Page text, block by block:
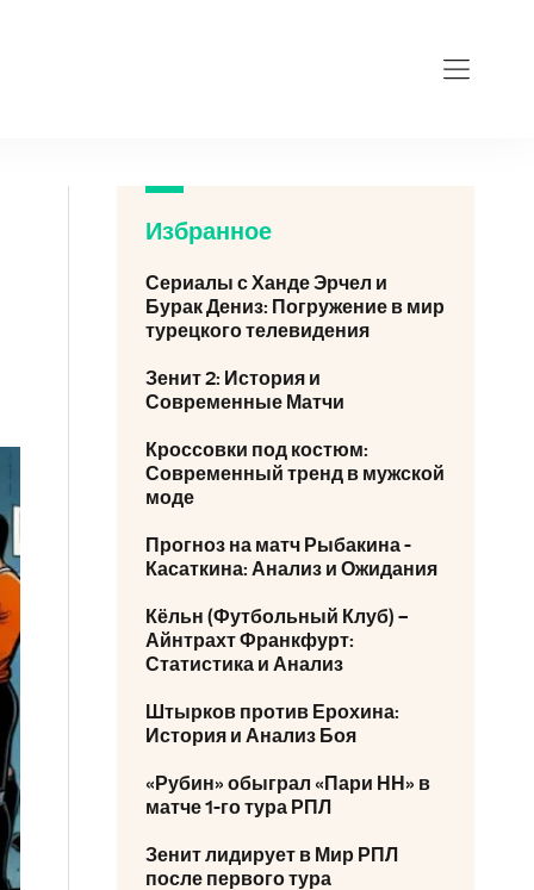
Избранное
Сериалы с Ханде Эрчел и
Бурак Дениз: Погружение в мир
турецкого телевидения
Зенит 2: История и
Современные Матчи
Кроссовки под костюм:
Современный тренд в мужской
моде
Прогноз на матч Рыбакина -
Касаткина: Анализ и Ожидания
Кёльн (Футбольный Клуб) –
Айнтрахт Франкфурт:
Статистика и Анализ
Штырков против Ерохина:
История и Анализ Боя
«Рубин» обыграл «Пари НН» в
матче 1-го тура РПЛ
Зенит лидирует в Мир РПЛ
после первого тура